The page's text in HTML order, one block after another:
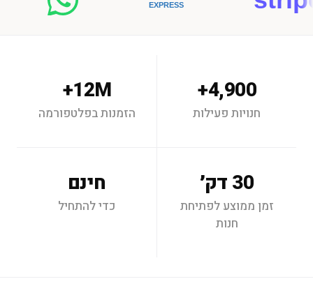
EXPRESS
4,900+
חנויות פעילות
12M+
הזמנות בפלטפורמה
30 דק׳
זמן ממוצע לפתיחת
חנות
חינם
כדי להתחיל